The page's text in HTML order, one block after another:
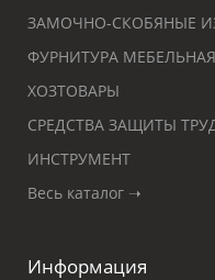
ЗАМОЧНО-СКОБЯНЫЕ
ФУРНИТУРА МЕБЕЛЬНАЯ
ХОЗТОВАРЫ
СРЕДСТВА ЗАЩИТЫ
ИНСТРУМЕНТ
Весь каталог ➝
Информация